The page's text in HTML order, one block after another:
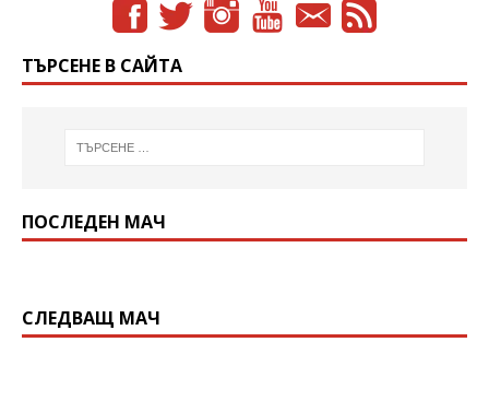
ТЪРСЕНЕ В САЙТА
ПОСЛЕДЕН МАЧ
СЛЕДВАЩ МАЧ